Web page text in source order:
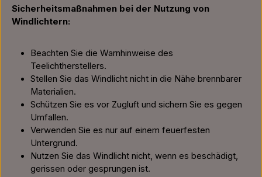
Sicherheitsmaßnahmen bei der Nutzung von
Windlichtern:
Beachten Sie die Warnhinweise des
Teelichtherstellers.
Stellen Sie das Windlicht nicht in die Nähe brennbarer
Materialien.
Schützen Sie es vor Zugluft und sichern Sie es gegen
Umfallen.
Verwenden Sie es nur auf einem feuerfesten
Untergrund.
Nutzen Sie das Windlicht nicht, wenn es beschädigt,
gerissen oder gesprungen ist.